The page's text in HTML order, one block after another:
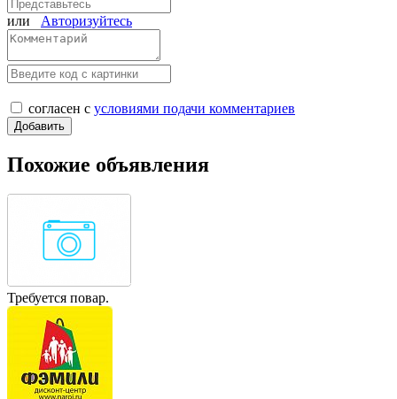
или Авторизуйтесь
согласен с условиями подачи комментариев
Похожие объявления
Требуется повар.